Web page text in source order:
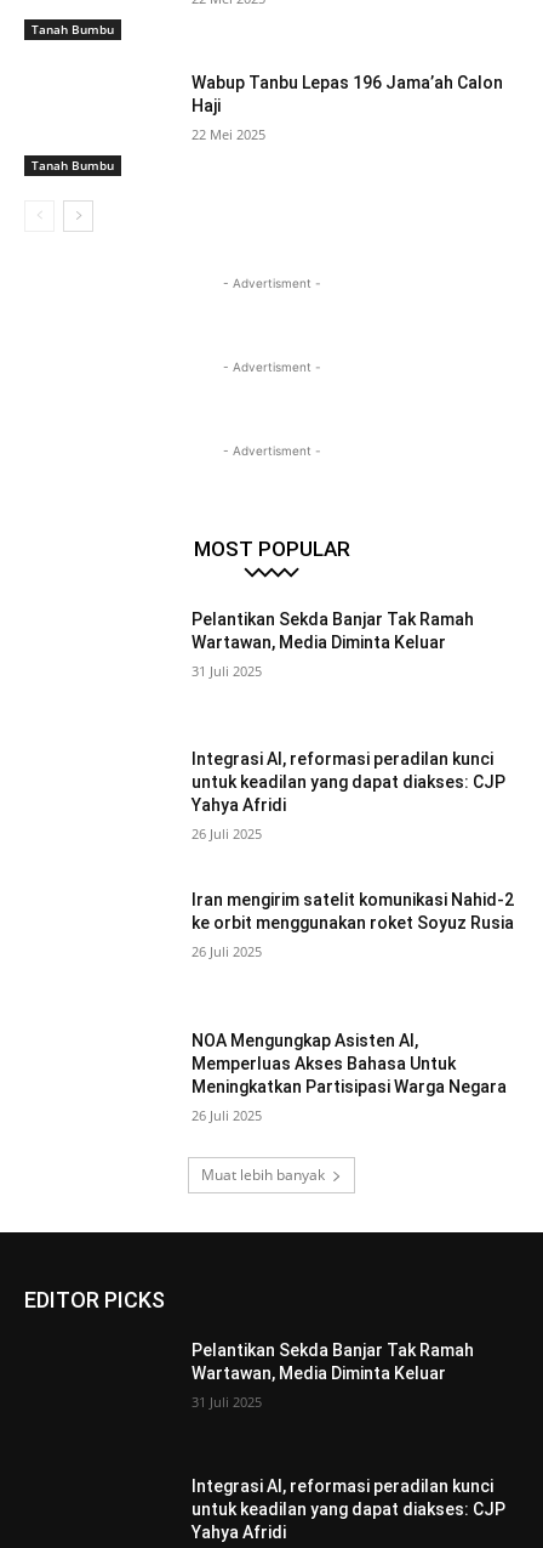
Tanah Bumbu
Tanah Bumbu
Wabup Tanbu Lepas 196 Jama’ah Calon
Haji
22 Mei 2025
- Advertisment -
- Advertisment -
- Advertisment -
MOST POPULAR
Pelantikan Sekda Banjar Tak Ramah
Wartawan, Media Diminta Keluar
31 Juli 2025
Integrasi AI, reformasi peradilan kunci
untuk keadilan yang dapat diakses: CJP
Yahya Afridi
26 Juli 2025
Iran mengirim satelit komunikasi Nahid-2
ke orbit menggunakan roket Soyuz Rusia
26 Juli 2025
NOA Mengungkap Asisten AI,
Memperluas Akses Bahasa Untuk
Meningkatkan Partisipasi Warga Negara
26 Juli 2025
Muat lebih banyak
EDITOR PICKS
Pelantikan Sekda Banjar Tak Ramah
Wartawan, Media Diminta Keluar
31 Juli 2025
Integrasi AI, reformasi peradilan kunci
untuk keadilan yang dapat diakses: CJP
Yahya Afridi